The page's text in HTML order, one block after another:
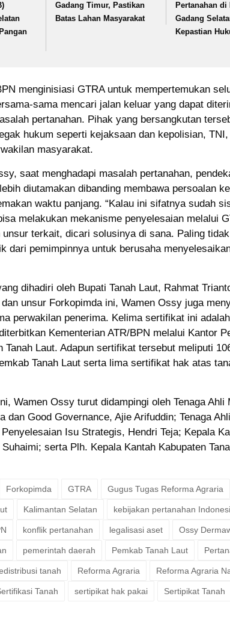
Gadang Timur, Pastikan
Batas Lahan Masyarakat
Pertanahan
Gadang
Kepastian
menginisiasi GTRA untuk mempertemukan
sama mencari jalan keluar yang dapat
pertanahan. Pihak yang bersangkutan
hukum seperti kejaksaan dan kepolisian,
masyarakat.
saat menghadapi masalah pertanahan,
diutamakan dibanding membawa persoalan
waktu panjang. “Kalau ini sifatnya sudah
melakukan mekanisme penyelesaian melalui
unsur terkait, dicari solusinya di sana. Paling
dari pemimpinnya untuk berusaha
dihadiri oleh Bupati Tanah Laut, Rahmat
unsur Forkopimda ini, Wamen Ossy juga
perwakilan penerima. Kelima sertifikat ini
Kementerian ATR/BPN melalui Kantor
Tanah Laut. Adapun sertifikat tersebut meliputi
Tanah Laut serta lima sertifikat hak atas
Wamen Ossy turut didampingi oleh Tenaga Ahli
dan Good Governance, Ajie Arifuddin; Tenaga
Isu Strategis, Hendri Teja; Kepala
serta Plh. Kepala Kantah Kabupaten
Forkopimda GTRA Gugus Tugas Reforma Agraria
Kalimantan Selatan kebijakan pertanahan
konflik pertanahan legalisasi aset Ossy
pemerintah daerah Pemkab Tanah Laut
tanah Reforma Agraria Reforma Agraria
Tanah sertipikat hak pakai Sertipikat Tanah